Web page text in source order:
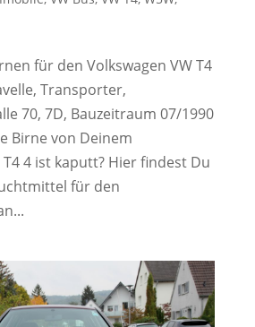
für den Volkswagen VW T4
Transporter,
70, 7D, Bauzeitraum 07/1990
Birne von Deinem
T4 4 ist kaputt? Hier findest Du
für den